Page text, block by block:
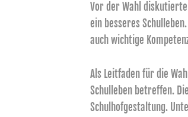
Vor der Wahl
ein besseres
auch wichtige
Als Leitfaden für die
Schulleben betreffen.
Schulhofgestaltung.